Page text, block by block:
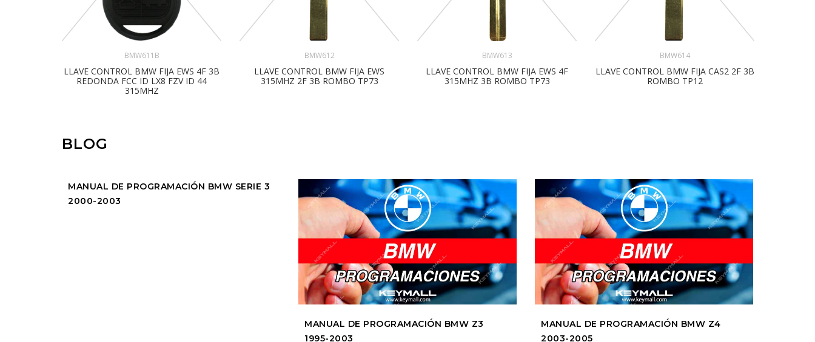
BMW611B
LLAVE CONTROL BMW FIJA EWS 4F 3B
REDONDA FCC ID LX8 FZV ID 44
315MHZ
BMW612
LLAVE CONTROL BMW FIJA EWS
315MHZ 2F 3B ROMBO TP73
BMW613
LLAVE CONTROL BMW FIJA EWS 4F
315MHZ 3B ROMBO TP73
BMW614
LLAVE CONTROL BMW FIJA CAS2 2F 3B
ROMBO TP12
BLOG
MANUAL DE PROGRAMACIÓN BMW SERIE 3
2000-2003
MANUAL DE PROGRAMACIÓN BMW Z3
1995-2003
MANUAL DE PROGRAMACIÓN BMW Z4
2003-2005